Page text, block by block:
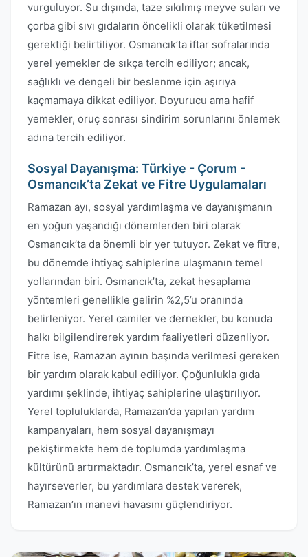
vurguluyor. Su dışında, taze sıkılmış meyve suları ve
çorba gibi sıvı gıdaların öncelikli olarak tüketilmesi
gerektiği belirtiliyor. Osmancık’ta iftar sofralarında
yerel yemekler de sıkça tercih ediliyor; ancak,
sağlıklı ve dengeli bir beslenme için aşırıya
kaçmamaya dikkat ediliyor. Doyurucu ama hafif
yemekler, oruç sonrası sindirim sorunlarını önlemek
adına tercih ediliyor.
Sosyal Dayanışma: Türkiye - Çorum -
Osmancık’ta Zekat ve Fitre Uygulamaları
Ramazan ayı, sosyal yardımlaşma ve dayanışmanın
en yoğun yaşandığı dönemlerden biri olarak
Osmancık’ta da önemli bir yer tutuyor. Zekat ve fitre,
bu dönemde ihtiyaç sahiplerine ulaşmanın temel
yollarından biri. Osmancık’ta, zekat hesaplama
yöntemleri genellikle gelirin %2,5’u oranında
belirleniyor. Yerel camiler ve dernekler, bu konuda
halkı bilgilendirerek yardım faaliyetleri düzenliyor.
Fitre ise, Ramazan ayının başında verilmesi gereken
bir yardım olarak kabul ediliyor. Çoğunlukla gıda
yardımı şeklinde, ihtiyaç sahiplerine ulaştırılıyor.
Yerel topluluklarda, Ramazan’da yapılan yardım
kampanyaları, hem sosyal dayanışmayı
pekiştirmekte hem de toplumda yardımlaşma
kültürünü artırmaktadır. Osmancık’ta, yerel esnaf ve
hayırseverler, bu yardımlara destek vererek,
Ramazan’ın manevi havasını güçlendiriyor.